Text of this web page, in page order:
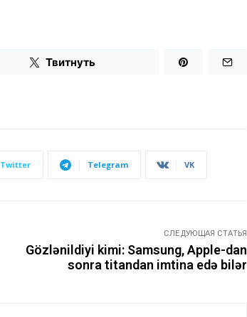
Твитнуть
Twitter Telegram VK
СЛЕДУЮЩАЯ СТАТЬЯ
Gözlənildiyi kimi: Samsung, Apple-dan
sonra titandan imtina edə bilər